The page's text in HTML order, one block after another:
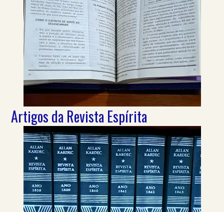
Artigos da Revista Espírita